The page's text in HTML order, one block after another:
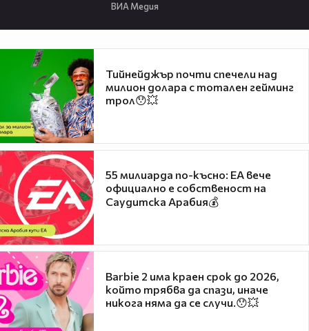
ВИА Медия
Тийнейджър почти спечели над
милион долара с тотален гейминг
трол😯💥
55 милиарда по-късно: EA вече
официално е собственост на
Саудитска Арабия💰
Barbie 2 има краен срок до 2026,
който трябва да спази, иначе
никога няма да се случи.😯💥